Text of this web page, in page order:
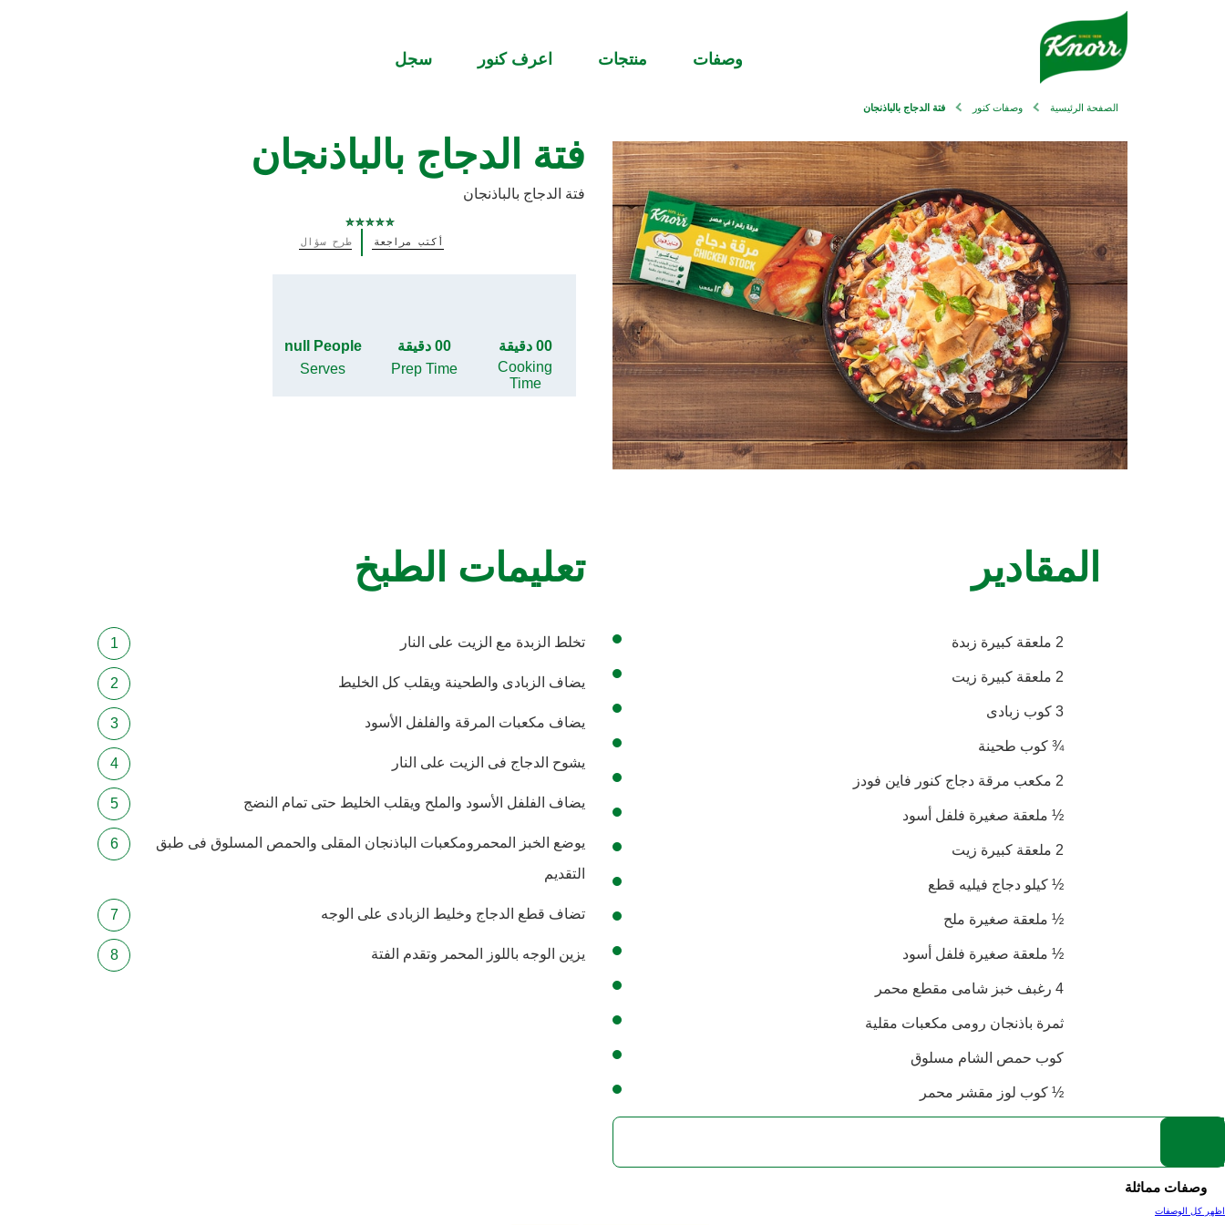
وصفات منتجات اعرف كنور سجل
الصفحة الرئيسية وصفات كنور فتة الدجاج بالباذنجان
فتة الدجاج بالباذنجان
فتة الدجاج بالباذنجان
يتم
أكتب مراجعة طرح سؤال
00 دقيقة
Cooking
Time
00 دقيقة
Prep Time
null People
Serves
المقادير
2 ملعقة كبيرة زبدة
2 ملعقة كبيرة زيت
3 كوب زبادى
¾ كوب طحينة
2 مكعب مرقة دجاج كنور فاين فودز
½ ملعقة صغيرة فلفل أسود
2 ملعقة كبيرة زيت
½ كيلو دجاج فيليه قطع
½ ملعقة صغيرة ملح
½ ملعقة صغيرة فلفل أسود
4 رغبف خبز شامى مقطع محمر
ثمرة باذنجان رومى مكعبات مقلية
كوب حمص الشام مسلوق
½ كوب لوز مقشر محمر
تعليمات الطبخ
تخلط الزبدة مع الزيت على النار
يضاف الزبادى والطحينة ويقلب كل الخليط
يضاف مكعبات المرقة والفلفل الأسود
يشوح الدجاج فى الزيت على النار
يضاف الفلفل الأسود والملح ويقلب الخليط حتى تمام النضج
يوضع الخبز المحمرومكعبات الباذنجان المقلى والحمص المسلوق فى طبق
التقديم
تضاف قطع الدجاج وخليط الزبادى على الوجه
يزين الوجه باللوز المحمر وتقدم الفتة
وصفات مماثلة
اظهر كل الوصفات